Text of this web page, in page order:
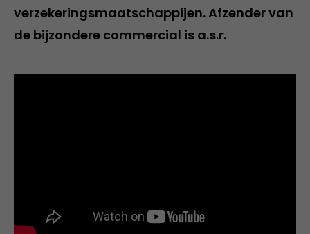
verzekeringsmaatschappijen. Afzender van
de bijzondere commercial is a.s.r.